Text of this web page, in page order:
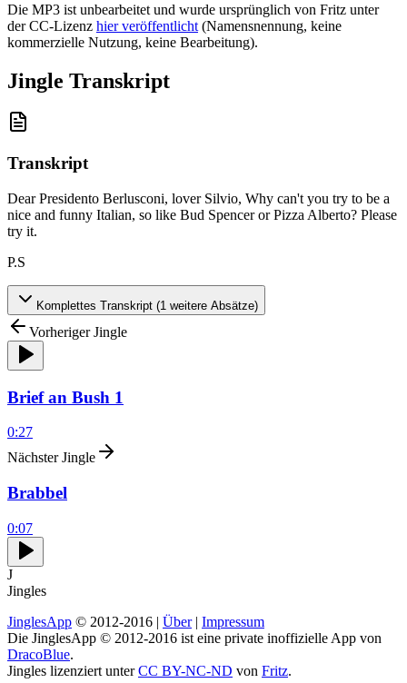
Die MP3 ist unbearbeitet und wurde ursprünglich von Fritz unter
der CC-Lizenz hier veröffentlicht (Namensnennung, keine
kommerzielle Nutzung, keine Bearbeitung).
Jingle Transkript
Transkript
Dear Presidento Berlusconi, lover Silvio, Why can't you try to be a
nice and funny Italian, so like Bud Spencer or Pizza Alberto? Please
try it.
P.S
Komplettes Transkript (1 weitere Absätze)
Vorheriger Jingle
Brief an Bush 1
0:27
Nächster Jingle
Brabbel
0:07
J
Jingles
JinglesApp © 2012-2016 | Über| Impressum
Die JinglesApp © 2012-2016 ist eine private inoffizielle App von
DracoBlue.
Jingles lizenziert unterCC BY-NC-ND von Fritz.